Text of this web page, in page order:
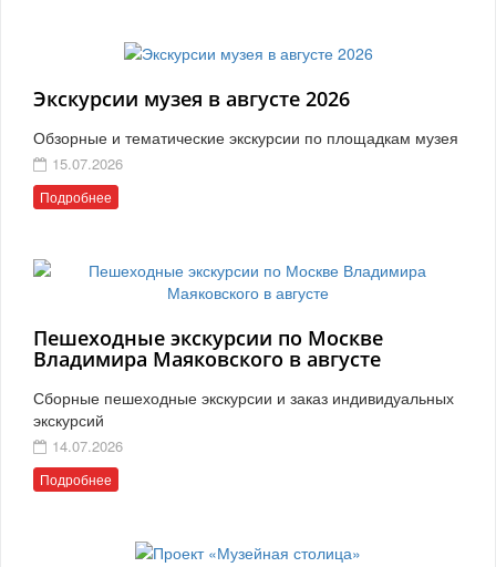
Экскурсии музея в августе 2026
Обзорные и тематические экскурсии по площадкам музея
15.07.2026
Подробнее
Пешеходные экскурсии по Москве
Владимира Маяковского в августе
Сборные пешеходные экскурсии и заказ индивидуальных
экскурсий
14.07.2026
Подробнее